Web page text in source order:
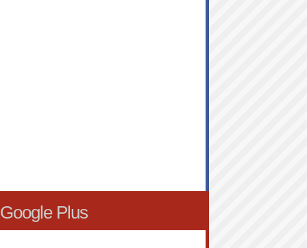
Google Plus